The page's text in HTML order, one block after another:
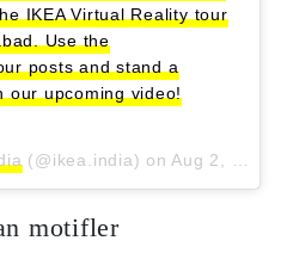
IKEA Virtual Reality tour
Use the
posts and stand a
our upcoming video!
(@ikea.india) on Aug 2, 2018 at 11:15pm PDT
motifler